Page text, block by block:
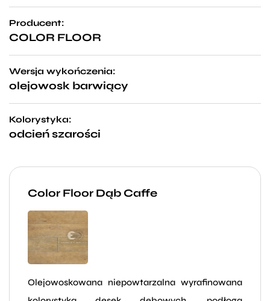
Producent:
COLOR FLOOR
Wersja wykończenia:
olejowosk barwiący
Kolorystyka:
odcień szarości
Color Floor Dąb Caffe
Olejowoskowana niepowtarzalna wyrafinowana